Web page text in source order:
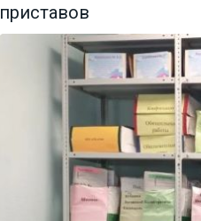
приставов